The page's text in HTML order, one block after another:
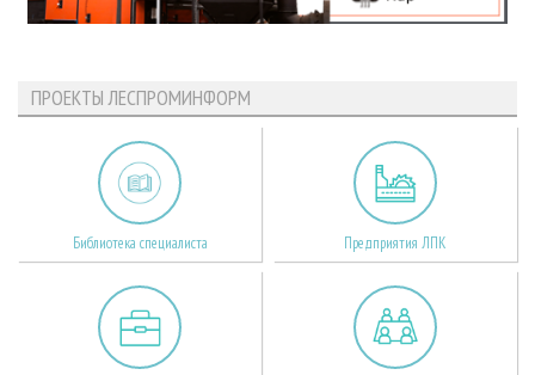
ПРОЕКТЫ ЛЕСПРОМИНФОРМ
Библиотека специалиста Предприятия ЛПК